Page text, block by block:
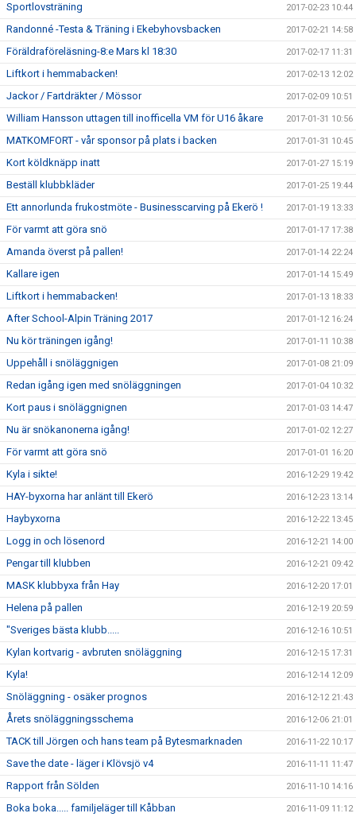
Sportlovsträning 2017-02-23 10:44
Randonné -Testa & Träning i Ekebyhovsbacken 2017-02-21 14:58
Föräldraföreläsning-8:e Mars kl 18:30 2017-02-17 11:31
Liftkort i hemmabacken! 2017-02-13 12:02
Jackor / Fartdräkter / Mössor 2017-02-09 10:51
William Hansson uttagen till inofficella VM för U16 åkare 2017-01-31 10:56
MATKOMFORT - vår sponsor på plats i backen 2017-01-31 10:45
Kort köldknäpp inatt 2017-01-27 15:19
Beställ klubbkläder 2017-01-25 19:44
Ett annorlunda frukostmöte - Businesscarving på Ekerö ! 2017-01-19 13:33
För varmt att göra snö 2017-01-17 17:38
Amanda överst på pallen! 2017-01-14 22:24
Kallare igen 2017-01-14 15:49
Liftkort i hemmabacken! 2017-01-13 18:33
After School-Alpin Träning 2017 2017-01-12 16:24
Nu kör träningen igång! 2017-01-11 10:38
Uppehåll i snöläggnigen 2017-01-08 21:09
Redan igång igen med snöläggningen 2017-01-04 10:32
Kort paus i snöläggnignen 2017-01-03 14:47
Nu är snökanonerna igång! 2017-01-02 12:27
För varmt att göra snö 2017-01-01 16:20
Kyla i sikte! 2016-12-29 19:42
HAY-byxorna har anlänt till Ekerö 2016-12-23 13:14
Haybyxorna 2016-12-22 13:45
Logg in och lösenord 2016-12-21 14:00
Pengar till klubben 2016-12-21 09:42
MASK klubbyxa från Hay 2016-12-20 17:01
Helena på pallen 2016-12-19 20:59
"Sveriges bästa klubb..... 2016-12-16 10:51
Kylan kortvarig - avbruten snöläggning 2016-12-15 17:31
Kyla! 2016-12-14 12:09
Snöläggning - osäker prognos 2016-12-12 21:43
Årets snöläggningsschema 2016-12-06 21:01
TACK till Jörgen och hans team på Bytesmarknaden 2016-11-22 10:17
Save the date - läger i Klövsjö v4 2016-11-11 11:47
Rapport från Sölden 2016-11-10 14:16
Boka boka..... familjeläger till Kåbban 2016-11-09 11:12